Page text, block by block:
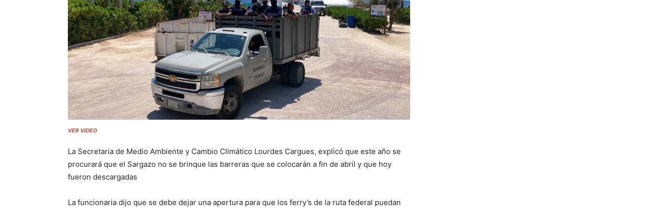
VER VIDEO
La Secretaria de Medio Ambiente y Cambio Climático Lourdes Cargues, explicó que este año se
procurará que el Sargazo no se brinque las barreras que se colocarán a fin de abril y que hoy
fueron descargadas
La funcionaria dijo que se debe dejar una apertura para que los ferry’s de la ruta federal puedan